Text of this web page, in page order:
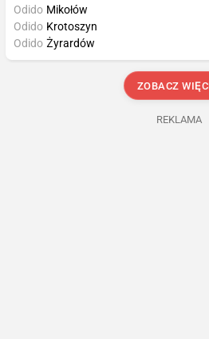
Odido Mikołów
Odido Krotoszyn
Odido Żyrardów
ZOBACZ
REKLAMA